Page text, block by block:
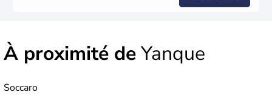
À proximité deYanque
Soccaro